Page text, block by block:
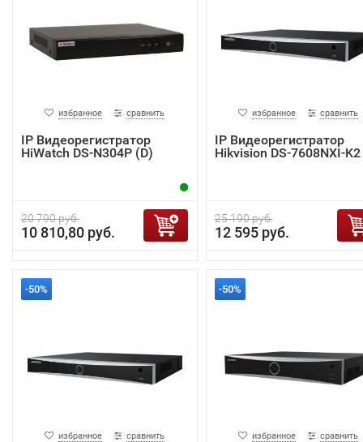
избранное сравнить
IP Видеорегистратор
HiWatch DS-N304P (D)
20 790 руб.
10 810,80 руб.
избранное сравнить
IP Видеорегистратор
Hikvision DS-7608NXI-K2
25 190 руб.
12 595 руб.
-50%
избранное сравнить
-50%
избранное сравнить